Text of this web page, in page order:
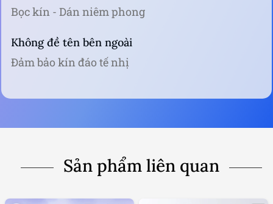
Bọc kín - Dán niêm phong
Không đề tên bên ngoài
Đảm bảo kín đáo tế nhị
Sản phẩm liên quan